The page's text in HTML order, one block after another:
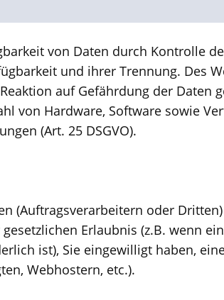
von Daten durch Kontrolle
und ihrer Trennung. Des
auf Gefährdung der Daten
von Hardware, Software sowie
(Art. 25 DSGVO).
(Auftragsverarbeitern oder
Erlaubnis (z.B. wenn
ist), Sie eingewilligt haben,
Webhostern, etc.).